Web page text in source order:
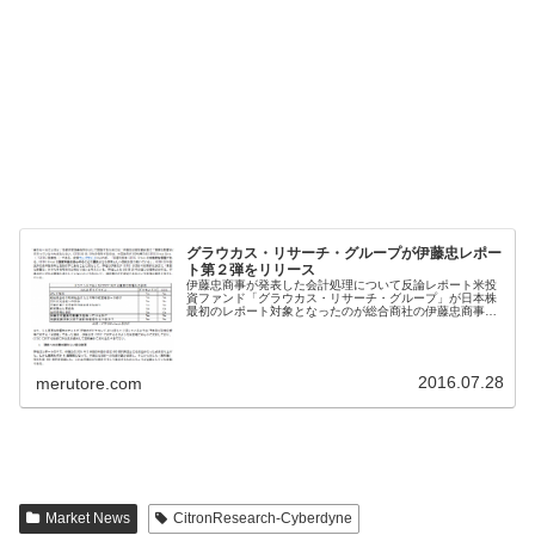
グラウカス・リサーチ・グループが伊藤忠レポー
ト第２弾をリリース
伊藤忠商事が発表した会計処理について反論レポート米投
資ファンド「グラウカス・リサーチ・グループ」が日本株
最初のレポート対象となったのが総合商社の伊藤忠商事、
merutore.com 2016.07.28
Market News CitronResearch-Cyberdyne